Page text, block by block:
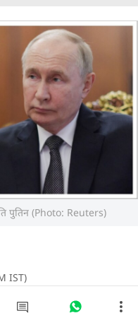
पुतिन (Photo: Reuters)
IST)